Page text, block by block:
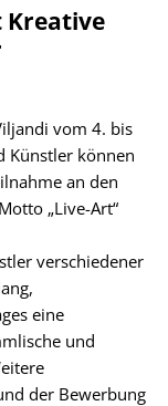
Kreative
vom 4. bis
Künstler können
an den
„Live-Art“
verschiedener
eine
und
der Bewerbung